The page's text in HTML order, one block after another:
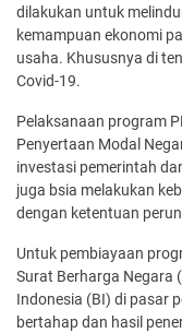
dilakukan untuk
kemampuan ekonomi
usaha. Khususnya di
Covid-19.
Pelaksanaan program
Penyertaan Modal
investasi pemerintah
juga bsia melakukan
dengan ketentuan
Untuk pembiayaan
Surat Berharga Negara
Indonesia (BI) di pasar
bertahap dan hasil